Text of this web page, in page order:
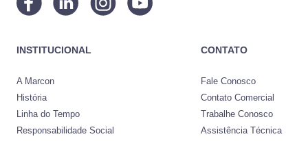
INSTITUCIONAL
A Marcon
História
Linha do Tempo
Responsabilidade Social
CONTATO
Fale Conosco
Contato Comercial
Trabalhe Conosco
Assistência Técnica